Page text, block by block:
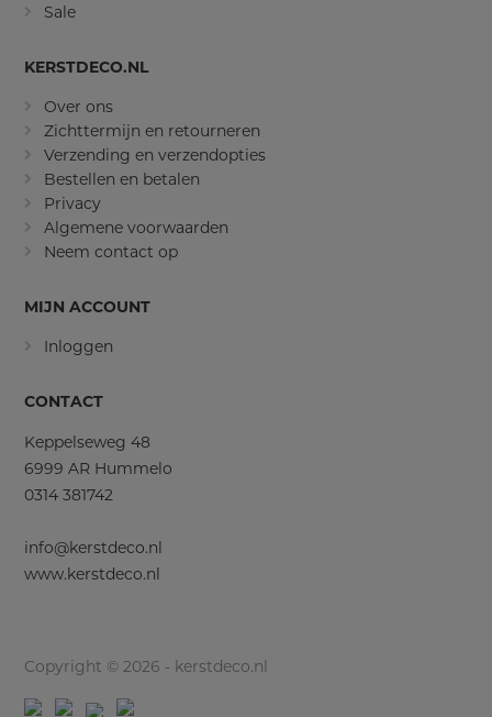
Sale
KERSTDECO.NL
Over ons
Zichttermijn en retourneren
Verzending en verzendopties
Bestellen en betalen
Privacy
Algemene voorwaarden
Neem contact op
MIJN ACCOUNT
Inloggen
CONTACT
Keppelseweg 48
6999 AR Hummelo
0314 381742
info@kerstdeco.nl
www.kerstdeco.nl
Copyright © 2026 - kerstdeco.nl